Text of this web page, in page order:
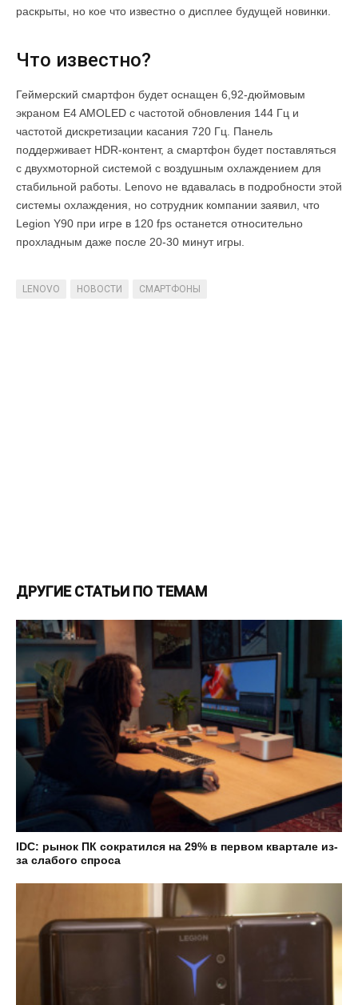
раскрыты, но кое что известно о дисплее будущей новинки.
Что известно?
Геймерский смартфон будет оснащен 6,92-дюймовым
экраном E4 AMOLED с частотой обновления 144 Гц и
частотой дискретизации касания 720 Гц. Панель
поддерживает HDR-контент, а смартфон будет поставляться
с двухмоторной системой с воздушным охлаждением для
стабильной работы. Lenovo не вдавалась в подробности этой
системы охлаждения, но сотрудник компании заявил, что
Legion Y90 при игре в 120 fps останется относительно
прохладным даже после 20-30 минут игры.
LENOVO НОВОСТИ СМАРТФОНЫ
ДРУГИЕ СТАТЬИ ПО ТЕМАМ
IDC: рынок ПК сократился на 29% в первом квартале из-
за слабого спроса